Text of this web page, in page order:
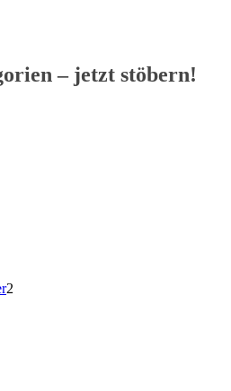
– jetzt stöbern!
2